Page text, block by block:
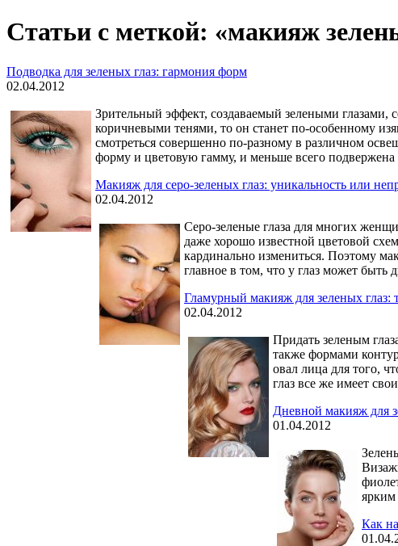
Статьи с меткой: «макияж
Подводка для зеленых глаз: гармония форм
02.04.2012
Зрительный эффект, создаваемый зелеными глазами,
коричневыми тенями, то он станет по-особенному
смотреться совершенно по-разному в различном
форму и цветовую гамму, и меньше всего
Макияж для серо-зеленых глаз: уникальность или
02.04.2012
Серо-зеленые глаза для многих
даже хорошо известной цветовой
кардинально измениться. Поэтому
главное в том, что у глаз может быть
Гламурный макияж для зеленых глаз:
02.04.2012
Придать зеленым
также формами
овал лица для того,
глаз все же имеет
Дневной макияж для
01.04.2012
ярким
Как